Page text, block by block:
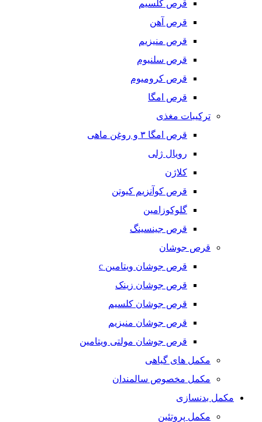
قرص کلسیم
قرص آهن
قرص منیزیم
قرص سلنیوم
قرص کرومیوم
قرص امگا
ترکیبات مغذی
قرص امگا ٣ و روغن ماهی
رویال ژلی
کلاژن
قرص کوآنزیم کیوتن
گلوکوزامین
قرص جینسینگ
قرص جوشان
قرص جوشان ویتامین c
قرص جوشان زینک
قرص جوشان کلسیم
قرص جوشان منیزیم
قرص جوشان مولتی ویتامین
مکمل های گیاهی
مکمل مخصوص سالمندان
مکمل بدنسازی
مکمل پروتئین